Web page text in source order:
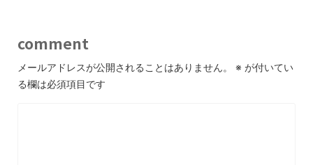
comment
メールアドレスが公開されることはありません。 ※ が付いてい
る欄は必須項目です